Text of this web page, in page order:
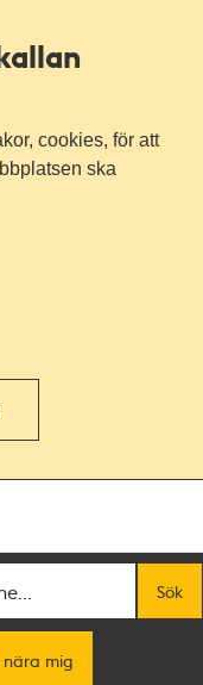
cookies, för att
ska
Sök
nära mig